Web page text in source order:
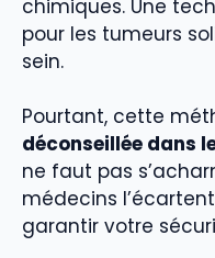
chimiques. Une
pour les tumeurs
sein.
Pourtant, cette
déconseillée dans
ne faut pas
médecins
garantir votre